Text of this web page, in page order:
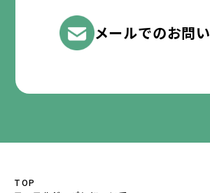
メールでのお問
TOP